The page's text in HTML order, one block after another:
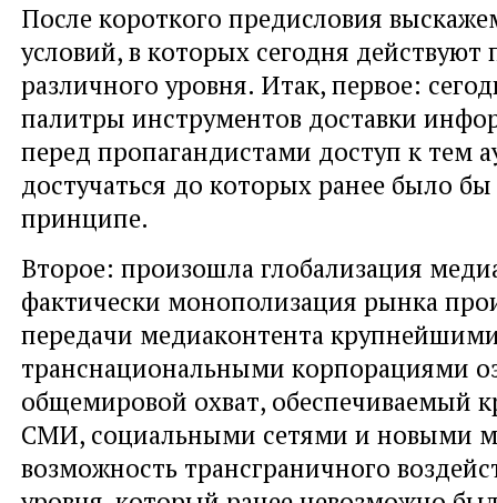
После короткого предисловия
условий, в которых сегодня
различного уровня. Итак, первое:
палитры инструментов доставки
перед пропагандистами доступ к тем
достучаться до которых ранее было
принципе.
Второе: произошла глобализация
фактически монополизация рынка
передачи медиаконтента
транснациональными корпорациями
общемировой охват, обеспечиваемый
СМИ, социальными сетями и новыми
возможность трансграничного